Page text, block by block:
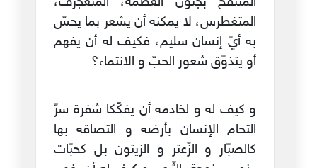
المتغطرس، لا يمكنه أن يشعر بما يحسّ
به أيّ إنسان سليم، فكيف له أن يفهم
أو يتذوّق شعور الحبّ و الانتماء؟
و كيف له و لخادمه أن يفكّّكا شفرة سرّ
التحام الإنسان بأرضه و التصاقه بها
كالصبّار و الزّعتر و الزيتون بل كحبّات